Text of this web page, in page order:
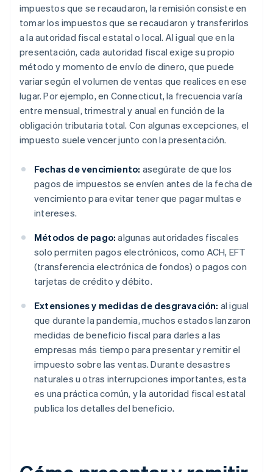
impuestos que se recaudaron, la remisión consiste en
tomar los impuestos que se recaudaron y transferirlos
a la autoridad fiscal estatal o local. Al igual que en la
presentación, cada autoridad fiscal exige su propio
método y momento de envío de dinero, que puede
variar según el volumen de ventas que realices en ese
lugar. Por ejemplo, en Connecticut, la frecuencia varía
entre mensual, trimestral y anual en función de la
obligación tributaria total. Con algunas excepciones, el
impuesto suele vencer junto con la presentación.
Fechas de vencimiento: asegúrate de que los
pagos de impuestos se envíen antes de la fecha de
vencimiento para evitar tener que pagar multas e
intereses.
Métodos de pago: algunas autoridades fiscales
solo permiten pagos electrónicos, como ACH, EFT
(transferencia electrónica de fondos) o pagos con
tarjetas de crédito y débito.
Extensiones y medidas de desgravación: al igual
que durante la pandemia, muchos estados lanzaron
medidas de beneficio fiscal para darles a las
empresas más tiempo para presentar y remitir el
impuesto sobre las ventas. Durante desastres
naturales u otras interrupciones importantes, esta
es una práctica común, y la autoridad fiscal estatal
publica los detalles del beneficio.